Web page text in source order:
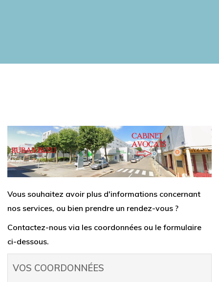
Vous souhaitez avoir plus d'informations concernant
nos services, ou bien prendre un rendez-vous ?
Contactez-nous via les coordonnées ou le formulaire
ci-dessous.
VOS COORDONNÉES